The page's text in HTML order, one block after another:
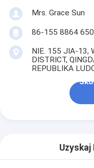
Mrs. Grace Sun
86-155 8864
NIE. 155 JIA-13,
DISTRICT,
REPUBLIKA
Uzyskaj